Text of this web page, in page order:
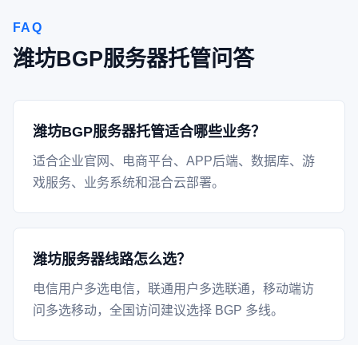
FAQ
潍坊BGP服务器托管问答
潍坊BGP服务器托管适合哪些业务？
适合企业官网、电商平台、APP后端、数据库、游
戏服务、业务系统和混合云部署。
潍坊服务器线路怎么选？
电信用户多选电信，联通用户多选联通，移动端访
问多选移动，全国访问建议选择 BGP 多线。